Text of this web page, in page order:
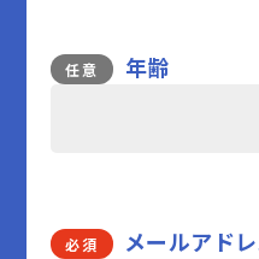
任意 年齢
必須 メールアド